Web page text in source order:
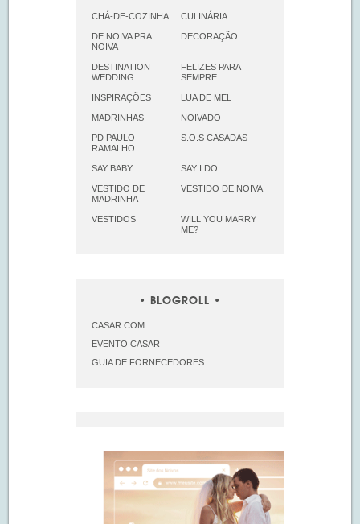
CHÁ-DE-COZINHA CULINÁRIA
DE NOIVA PRA
NOIVA
DECORAÇÃO
DESTINATION
WEDDING
FELIZES PARA
SEMPRE
INSPIRAÇÕES LUA DE MEL
MADRINHAS NOIVADO
PD PAULO
RAMALHO
S.O.S CASADAS
SAY BABY SAY I DO
VESTIDO DE
MADRINHA
VESTIDO DE NOIVA
VESTIDOS
WILL YOU MARRY
ME?
BLOGROLL
CASAR.COM
EVENTO CASAR
GUIA DE FORNECEDORES